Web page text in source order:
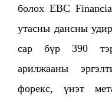
болох EBC
утасны дансны
сар бүр 390
арилжааны
форекс, үнэт